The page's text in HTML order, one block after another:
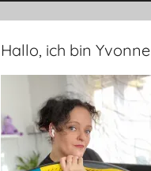
Hallo, ich bin Yvonne